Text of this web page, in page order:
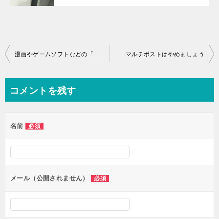
投稿ナビゲーション 漫画やゲームソフトなどの「ネタバレ」には注意を！ マルチポストはやめましょう
コメントを残す
名前 必須
メール（公開されません） 必須